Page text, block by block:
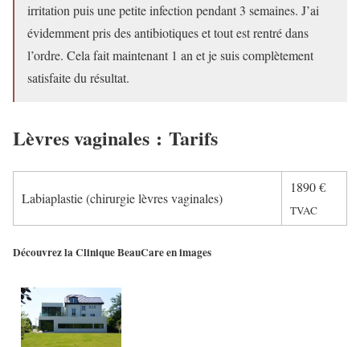
irritation puis une petite infection pendant 3 semaines. J’ai
évidemment pris des antibiotiques et tout est rentré dans
l’ordre. Cela fait maintenant 1 an et je suis complètement
satisfaite du résultat.
Lèvres vaginales : Tarifs
Labiaplastie (chirurgie lèvres vaginales)
1890€
TVAC
Découvrez la Clinique BeauCare en images